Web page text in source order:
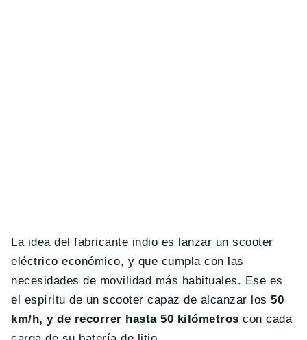
La idea del fabricante indio es lanzar un scooter
eléctrico económico, y que cumpla con las
necesidades de movilidad más habituales. Ese es
el espíritu de un scooter capaz de alcanzar los50
km/h, y de recorrer hasta 50 kilómetros con cada